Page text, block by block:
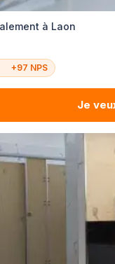
à Laon
+97 NPS
Je